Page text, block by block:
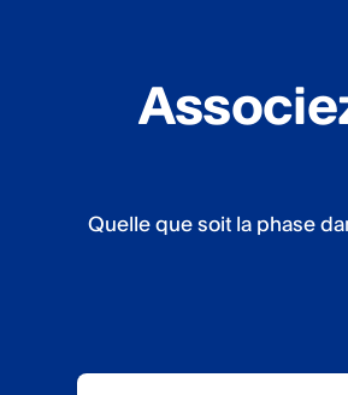
Quelle que soit la phase